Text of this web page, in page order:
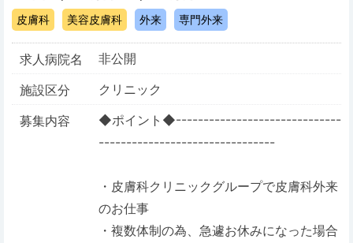
皮膚科 美容皮膚科 外来 専門外来
求人病院名
非公開
施設区分
クリニック
募集内容
◆ポイント◆------------------------------
--------------------------------
・皮膚科クリニックグループで皮膚科外来
のお仕事
・複数体制の為、急遽お休みになった場合